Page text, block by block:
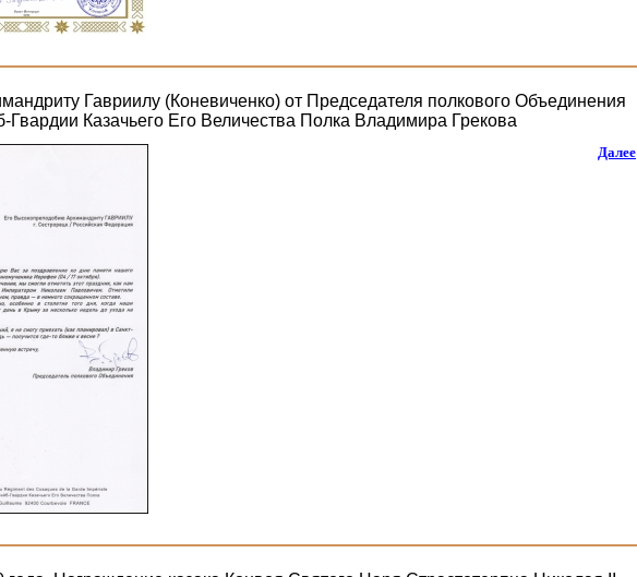
Гавриилу (Коневиченко) от Председателя полкового Объединения
Гвардии Казачьего Его Величества Полка Владимира Грекова
Далее